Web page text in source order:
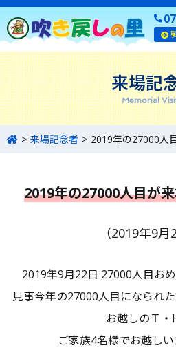
来場記
Memorial
来場記念者 2019年の27000人
2019年の27000人目が
（2019年9月
2019年9月22日 27000人目お
見事今年の27000人目になられ
お越しのＴ・
ご家族4名様でお越しい